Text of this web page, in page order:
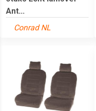
Ant...
Conrad NL